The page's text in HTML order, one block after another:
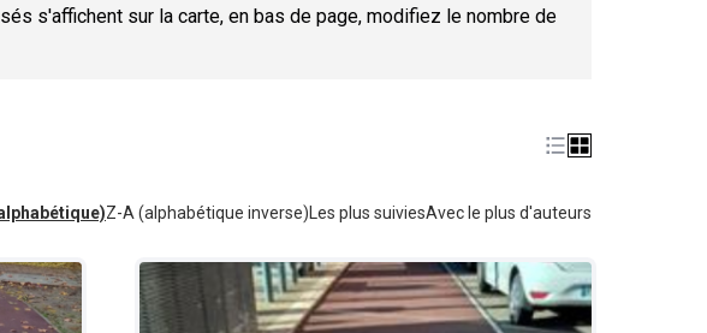
s'affichent sur la carte, en bas de page, modifiez le nombre de
Z-A (alphabétique inverse) Les plus suiviesAvec le plus d'auteurs